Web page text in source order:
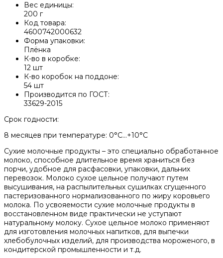
Вес единицы:
200 г
Код товара:
4600742000632
Форма упаковки:
Плёнка
К-во в коробке:
12 шт
К-во коробок на поддоне:
54 шт
Производится по ГОСТ:
33629-2015
Срок годности:
8 месяцев при температуре: 0°С...+10°С
Сухие молочные продукты – это специально обработанное
молоко, способное длительное время храниться без
порчи, удобное для расфасовки, упаковки, дальних
перевозок. Молоко сухое цельное получают путем
высушивания, на распылительных сушилках сгущенного
пастеризованного нормализованного по жиру коровьего
молока. По усвояемости сухие молочные продукты в
восстановленном виде практически не уступают
натуральному молоку. Сухое цельное молоко применяют
для изготовления молочных напитков, для выпечки
хлебобулочных изделий, для производства мороженого, в
кондитерской промышленности и т.д.